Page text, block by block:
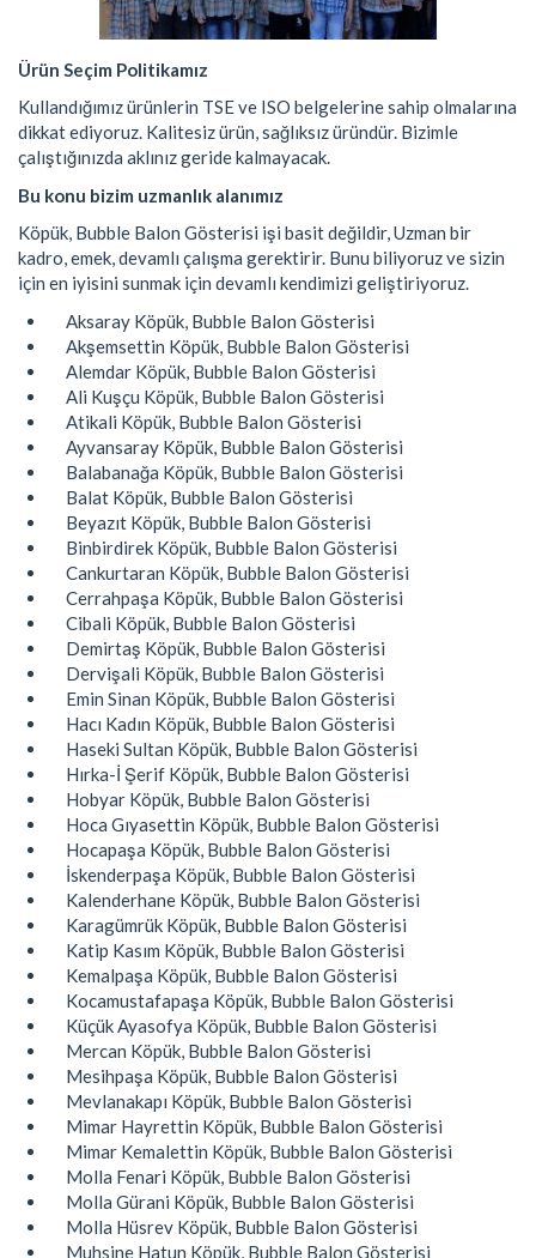
Ürün Seçim Politikamız
Kullandığımız ürünlerin TSE ve ISO belgelerine sahip olmalarına
dikkat ediyoruz. Kalitesiz ürün, sağlıksız üründür. Bizimle
çalıştığınızda aklınız geride kalmayacak.
Bu konu bizim uzmanlık alanımız
Köpük, Bubble Balon Gösterisi işi basit değildir, Uzman bir
kadro, emek, devamlı çalışma gerektirir. Bunu biliyoruz ve sizin
için en iyisini sunmak için devamlı kendimizi geliştiriyoruz.
Aksaray Köpük, Bubble Balon Gösterisi
Akşemsettin Köpük, Bubble Balon Gösterisi
Alemdar Köpük, Bubble Balon Gösterisi
Ali Kuşçu Köpük, Bubble Balon Gösterisi
Atikali Köpük, Bubble Balon Gösterisi
Ayvansaray Köpük, Bubble Balon Gösterisi
Balabanağa Köpük, Bubble Balon Gösterisi
Balat Köpük, Bubble Balon Gösterisi
Beyazıt Köpük, Bubble Balon Gösterisi
Binbirdirek Köpük, Bubble Balon Gösterisi
Cankurtaran Köpük, Bubble Balon Gösterisi
Cerrahpaşa Köpük, Bubble Balon Gösterisi
Cibali Köpük, Bubble Balon Gösterisi
Demirtaş Köpük, Bubble Balon Gösterisi
Dervişali Köpük, Bubble Balon Gösterisi
Emin Sinan Köpük, Bubble Balon Gösterisi
Hacı Kadın Köpük, Bubble Balon Gösterisi
Haseki Sultan Köpük, Bubble Balon Gösterisi
Hırka-İ Şerif Köpük, Bubble Balon Gösterisi
Hobyar Köpük, Bubble Balon Gösterisi
Hoca Gıyasettin Köpük, Bubble Balon Gösterisi
Hocapaşa Köpük, Bubble Balon Gösterisi
İskenderpaşa Köpük, Bubble Balon Gösterisi
Kalenderhane Köpük, Bubble Balon Gösterisi
Karagümrük Köpük, Bubble Balon Gösterisi
Katip Kasım Köpük, Bubble Balon Gösterisi
Kemalpaşa Köpük, Bubble Balon Gösterisi
Kocamustafapaşa Köpük, Bubble Balon Gösterisi
Küçük Ayasofya Köpük, Bubble Balon Gösterisi
Mercan Köpük, Bubble Balon Gösterisi
Mesihpaşa Köpük, Bubble Balon Gösterisi
Mevlanakapı Köpük, Bubble Balon Gösterisi
Mimar Hayrettin Köpük, Bubble Balon Gösterisi
Mimar Kemalettin Köpük, Bubble Balon Gösterisi
Molla Fenari Köpük, Bubble Balon Gösterisi
Molla Gürani Köpük, Bubble Balon Gösterisi
Molla Hüsrev Köpük, Bubble Balon Gösterisi
Muhsine Hatun Köpük, Bubble Balon Gösterisi